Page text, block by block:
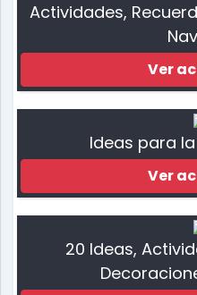
Actividades,
Ver
Ideas para
Ver
20 Ideas,